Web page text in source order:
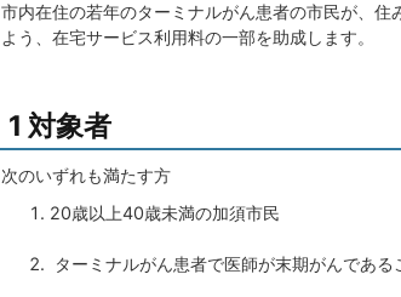
市内在住の若年のターミナルがん患者の市民が、
よう、在宅サービス利用料の一部を助成します。
1 対象者
次のいずれも満たす方
20歳以上40歳未満の加須市民
ターミナルがん患者で医師が末期がんであ